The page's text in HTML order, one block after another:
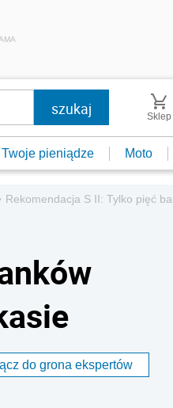
Sklep
Twoje pieniądze Moto
Rekomendacja S II: Tylko pięć
do grona ekspertów